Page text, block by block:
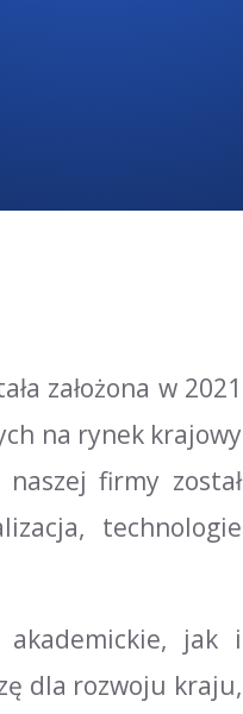
założona w 2021
na rynek krajowy
naszej firmy został
technologie
akademickie, jak i
dla rozwoju kraju,